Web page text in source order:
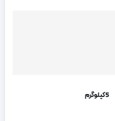
5 کیلوگرم